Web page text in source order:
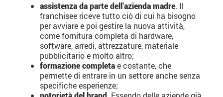
assistenza da parte dell’azienda madre. Il
franchisee riceve tutto ciò di cui ha bisogno
per avviare e poi gestire la nuova attività,
come fornitura completa di hardware,
software, arredi, attrezzature, materiale
pubblicitario e molto altro;
formazione completae costante, che
permette di entrare in un settore anche senza
specifiche esperienze;